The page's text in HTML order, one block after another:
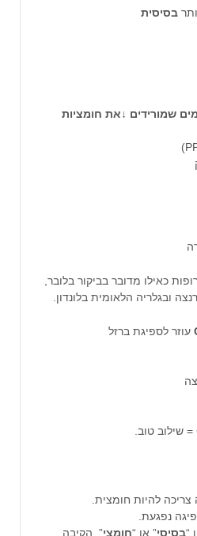
בסיסית
שמורידים ↓את חומציות
כאילו מדובר בביקור בלובר,
ובגלריה הלאומית בלונדון.
עוזר לספיגת ברזל
להיות חומצית.
נפגעת.
“בסיסי” או “חומצי”. הקיבה